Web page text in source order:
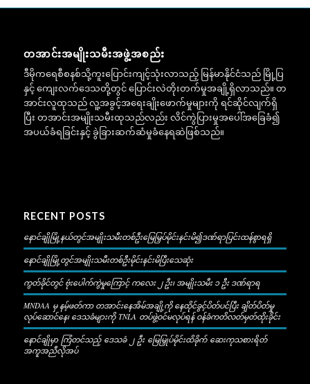
တအာင်းအမျိုးသမီးအဖွဲ့အစည်း
ဒီမိုကရေစီစနစ်သို့ကူးပြောင်းကျင့်သုံးလာသည့် မြန်မာနိုင်ငံသည် မြို့ပြ
နှင့် ကျေးလက်ဒေသတို့တွင် ပြောင်းလဲတိုးတက်မှုအချို့ရှိလာသည်။ တ
အာင်းလူထုသည် လူ့အခွင့်အရေးချိုးဖောက်မှုများကို ရင်ဆိုင်လျက်ရှိ
ပြီး တအာင်းအမျိုးသမီးထုသည်လည်း လိင်ကွဲပြားမှုအပေါ်အခြေခံ၍
အပယ်ခံရခြင်းနှင့် ခွဲခြားဆက်ဆံမှုခံနေရဆဲဖြစ်သည်။
RECENT POSTS
နောင်ချိုမြို့နယ်တွင်အမျိုးသမီးတစ်ဦးမြေမြှပ်မိုင်းနင်းမိ၍ဒဏ်ရာပြင်းထန်စွာရရှိ
နောင်ချိုမြို့တွင်အမျိုးသမီးတစ်ဦးမိုင်းနင်းမိပြီးသေဆုံး
ကွတ်ခိုင်တွင် ဗုံးပေါက်ကွဲမှုကြောင့် ကလေး ၂ ဦး၊ အမျိုးသမီး ၁ ဦး ဒဏ်ရာရ
MNDAA မှ နမ့်ဖတ်ကာ တအာင်းနေအိမ်အချို့ကို နေထိုင်ခွင့်ပိတ်ပင်ပြီး ချိတ်ပိတ်မှု
လုပ်ဆောင်နေ၊ ဒေသခံများကို TNLA တပ်ဖွဲ့ဝင်မလုပ်ရန် ဝန်ခံကတိလတ်မှတ်ထိုးခိုင်း
နောင်ချိုမှာ ကြံတင်သည့် ဒေသခံ ၂ ဦး မြေမြှုပ်မိုင်းထိခိုက် ဆေးကုသစားရိတ်
အကူအညီလိုအပ်